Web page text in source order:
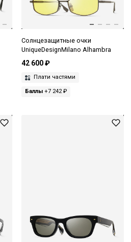
Солнцезащитные очки
UniqueDesignMilano Alhambra
42 600 ₽
Плати частями
Баллы+7 242 ₽